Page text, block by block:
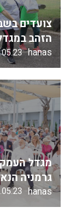
צועדים
הזהב
hanas
מגדל
גרמניה
hanas